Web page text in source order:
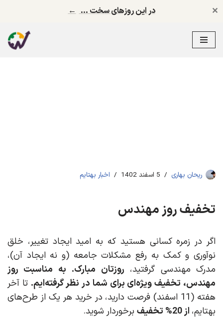
در این روزهای سخت … ← ✕
پرش
ریحان بهاری 5 اسفند 1402 اخبار بهتایم
تخفیف روز مهندس
اگر در زمره کسانی هستید که به امید ایجاد تغییر، خلق
نوآوری و کمک به رفع مشکلات جامعه (و نه ایجاد آن)،
مدرک مهندسی گرفتید، روزتان مبارک. به مناسبت روز
مهندس، تخفیف ویژه‌ای برای شما در نظر گرفته‌ایم. تا آخر
هفته (11 اسفند) فرصت دارید، در خرید هر یک از طرح‌های
بهتایم، از 20% تخفیف برخوردار شوید.